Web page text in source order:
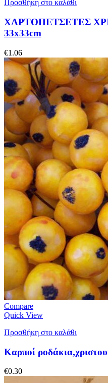
Προσθήκη στο καλάθι
ΧΑΡΤΟΠΕΤΣΕΤΕΣ
33x33cm
€1.06
Compare
Quick View
Προσθήκη στο καλάθι
Καρποί
€0.30